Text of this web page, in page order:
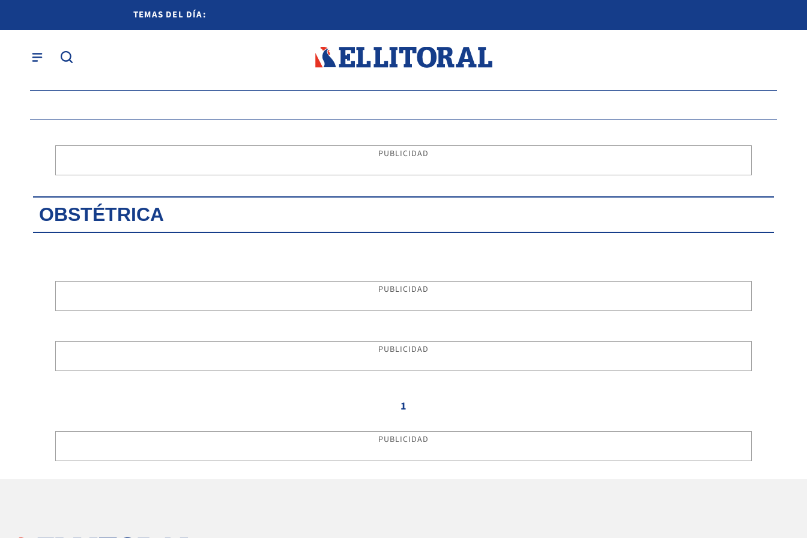
TEMAS DEL DÍA:
PUBLICIDAD
OBSTÉTRICA
PUBLICIDAD
PUBLICIDAD
1
PUBLICIDAD